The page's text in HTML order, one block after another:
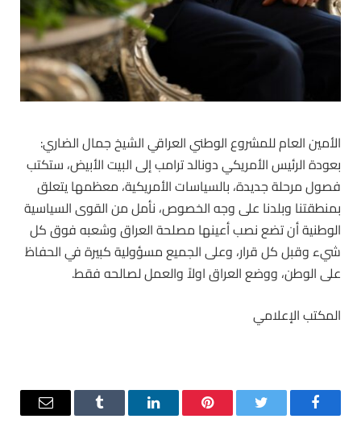
الأمين العام للمشروع الوطني العراقي الشيخ جمال الضاري:
بعودة الرئيس الأمريكي دونالد ترامب إلى البيت الأبيض، ستكتب
فصول مرحلة جديدة، بالسياسات الأمريكية، معظمها يتعلق
بمنطقتنا وبلدنا على وجه الخصوص، نأمل من القوى السياسية
الوطنية أن تضع نصب أعينها مصلحة العراق وشعبه فوق كل
شيء وقبل كل قرار، وعلى الجميع مسؤولية كبيرة في الحفاظ
على الوطن، ووضع العراق اولاً والعمل لصالحه فقط.
المكتب الإعلامي
فيسبوك تويتر بينتيريستلينكدإن Tumblr
البريد